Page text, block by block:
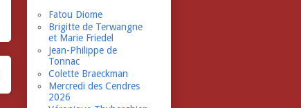
Fatou Diome
Brigitte de Terwangne
et Marie Friedel
Jean-Philippe de
Tonnac
Colette Braeckman
Mercredi des Cendres
2026